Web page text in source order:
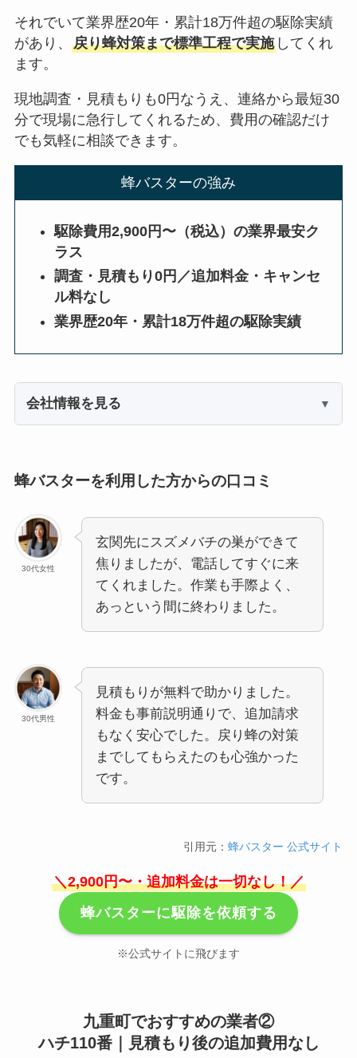
それでいて業界歴20年・累計18万件超の駆除実績
があり、 戻り蜂対策まで標準工程で実施してくれ
ます。
現地調査・見積もりも0円なうえ、連絡から最短30
分で現場に急行してくれるため、費用の確認だけ
でも気軽に相談できます。
蜂バスターの強み
駆除費用2,900円〜（税込）の業界最安ク
ラス
調査・見積もり0円／追加料金・キャンセ
ル料なし
業界歴20年・累計18万件超の駆除実績
会社情報を見る
蜂バスターを利用した方からの口コミ
30代女性
玄関先にスズメバチの巣ができて
焦りましたが、電話してすぐに来
てくれました。作業も手際よく、
あっという間に終わりました。
30代男性
見積もりが無料で助かりました。
料金も事前説明通りで、追加請求
もなく安心でした。戻り蜂の対策
までしてもらえたのも心強かった
です。
引用元：蜂バスター 公式サイト
＼2,900円〜・追加料金は一切なし！／
蜂バスターに駆除を依頼する
※公式サイトに飛びます
九重町でおすすめの業者②
ハチ110番｜見積もり後の追加費用なし